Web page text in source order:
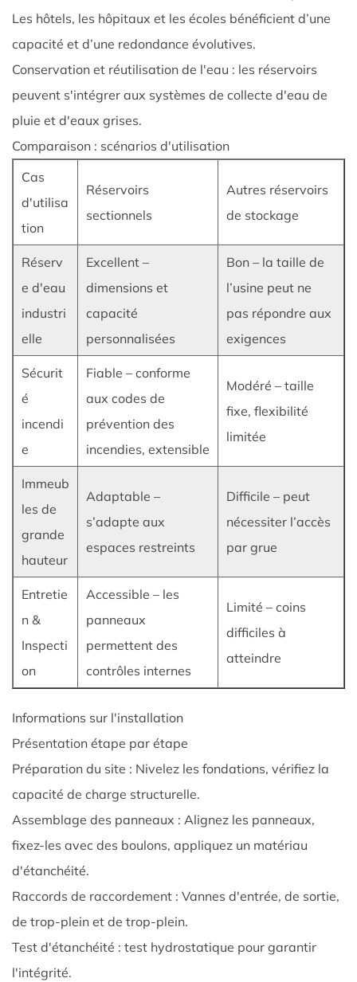
services
à
long
terme
7
de
Réservoirs
de
stockage
d'eau
froide
sectionnels
7.1
et
évolutivité
et
des
ressources
7.3
Sécurité
et
8
À
propos
Jiangsu
Mingxing
Water
Equipment
Co.,
Ltd
9
Foire
(FAQ)
9.0.1
1.
Les hôtels, les hôpitaux et les écoles bénéficient d’une
capacité et d’une redondance évolutives.
Conservation et réutilisation de l'eau : les réservoirs
peuvent s'intégrer aux systèmes de collecte d'eau de
pluie et d'eaux grises.
Comparaison : scénarios d'utilisation
Cas
d'utilisa
tion
Réservoirs
sectionnels
Autres réservoirs
de stockage
Réserv
e d'eau
industri
elle
Excellent –
dimensions et
capacité
personnalisées
Bon – la taille de
l’usine peut ne
pas répondre aux
exigences
Sécurit
é
incendi
e
Fiable – conforme
aux codes de
prévention des
incendies, extensible
Modéré – taille
fixe, flexibilité
limitée
Immeub
les de
grande
hauteur
Adaptable –
s’adapte aux
espaces restreints
Difficile – peut
nécessiter l’accès
par grue
Entretie
n &
Inspecti
on
Accessible – les
panneaux
permettent des
contrôles internes
Limité – coins
difficiles à
atteindre
Informations sur l'installation
Présentation étape par étape
Préparation du site : Nivelez les fondations, vérifiez la
capacité de charge structurelle.
Assemblage des panneaux : Alignez les panneaux,
fixez-les avec des boulons, appliquez un matériau
d'étanchéité.
Raccords de raccordement : Vannes d'entrée, de sortie,
de trop-plein et de trop-plein.
Test d'étanchéité : test hydrostatique pour garantir
l'intégrité.